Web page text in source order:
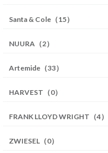
Santa & Cole（15）
NUURA（2）
Artemide（33）
HARVEST（0）
FRANK LLOYD WRIGHT（4）
ZWIESEL（0）